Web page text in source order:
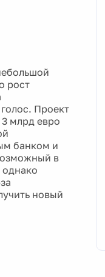
рост
Проект
млрд евро
банком и
в
новый